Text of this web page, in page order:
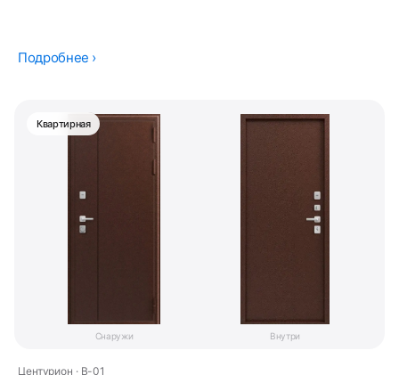
Подробнее ›
Снаружи Внутри
Квартирная
Центурион · В-01